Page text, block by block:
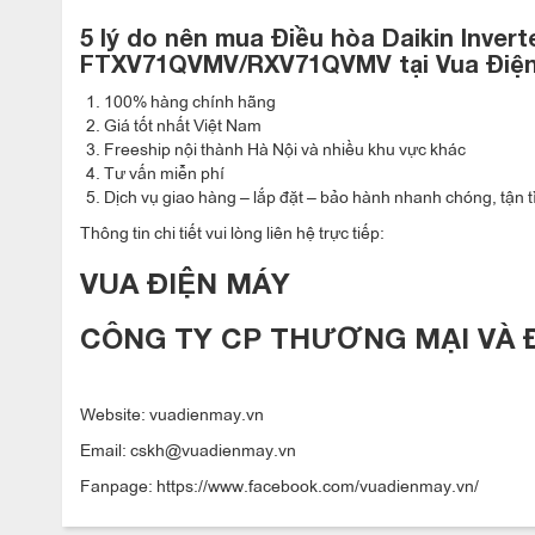
Trong quá trình máy thu nhận tín hiệu mà không phát
động đến hệ thống máy lạnh và điều chỉnh nhiệt độ tăng
làm lạnh và 30% đối với chế độ sưởi ấm. Khi bộ cảm biến
chỉnh máy trở lại hoạt động bình thường, ở mức nhiệt được
Chức năng Econo
Biểu đồ chỉ mang tính chất minh họa.
5 lý do nên mua Điều hòa Daikin
FTXV71QVMV/RXV71QVMV tại Vua
100% hàng chính hãng
Giá tốt nhất Việt Nam
Freeship nội thành Hà Nội và nhiều khu vực khác
Tư vấn miễn phí
Dịch vụ giao hàng – lắp đặt – bảo hành nhanh chóng, tận
Thông tin chi tiết vui lòng liên hệ trực tiếp:
VUA ĐIỆN MÁY
CÔNG TY CP THƯƠNG MẠI VÀ
Website: vuadienmay.vn
Email: cskh@vuadienmay.vn
Fanpage: https://www.facebook.com/vuadienmay.vn/